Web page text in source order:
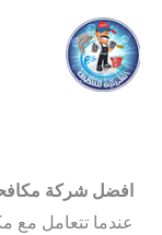
تخطي
إلى
المحتوى
افضل شركة
عندما تتعامل مع